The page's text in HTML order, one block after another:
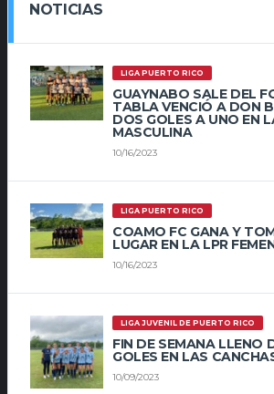
NOTICIAS
LIGA PUERTO RICO
GUAYNABO SALE DEL
TABLA VENCIÓ A DON
DOS GOLES A UNO EN
MASCULINA
10/16/2023
LIGA PUERTO RICO
COAMO FC GANA Y
LUGAR EN LA LPR
10/16/2023
LIGA JUVENIL DE PUERTO RICO
FIN DE SEMANA LLENO
GOLES EN LAS
10/09/2023